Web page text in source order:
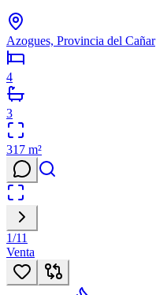
Azogues, Provincia del Cañar
4
3
317 m²
1/11
Venta